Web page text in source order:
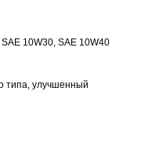
10W30, SAE 10W40
типа, улучшенный